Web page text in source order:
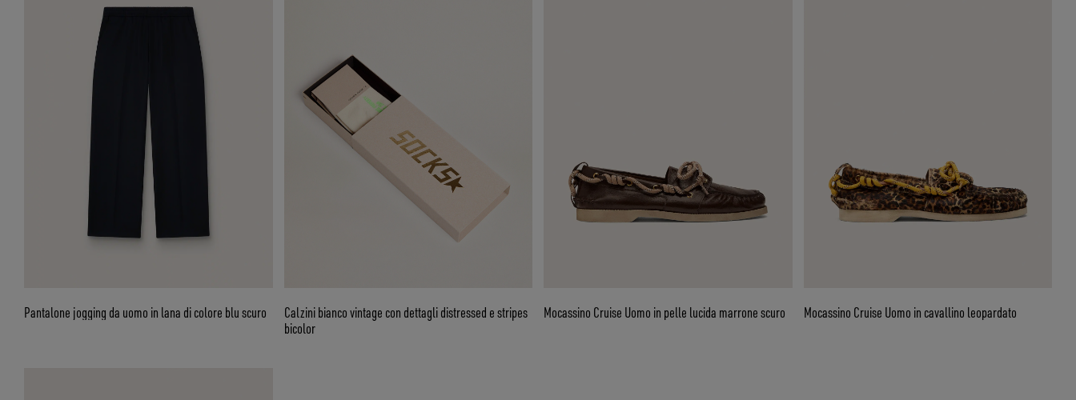
Pantalone jogging da uomo in lana di colore blu scuro
Calzini bianco vintage con dettagli distressed e stripes
bicolor
Mocassino Cruise Uomo in pelle lucida marrone scuro Mocassino Cruise Uomo in cavallino leopardato